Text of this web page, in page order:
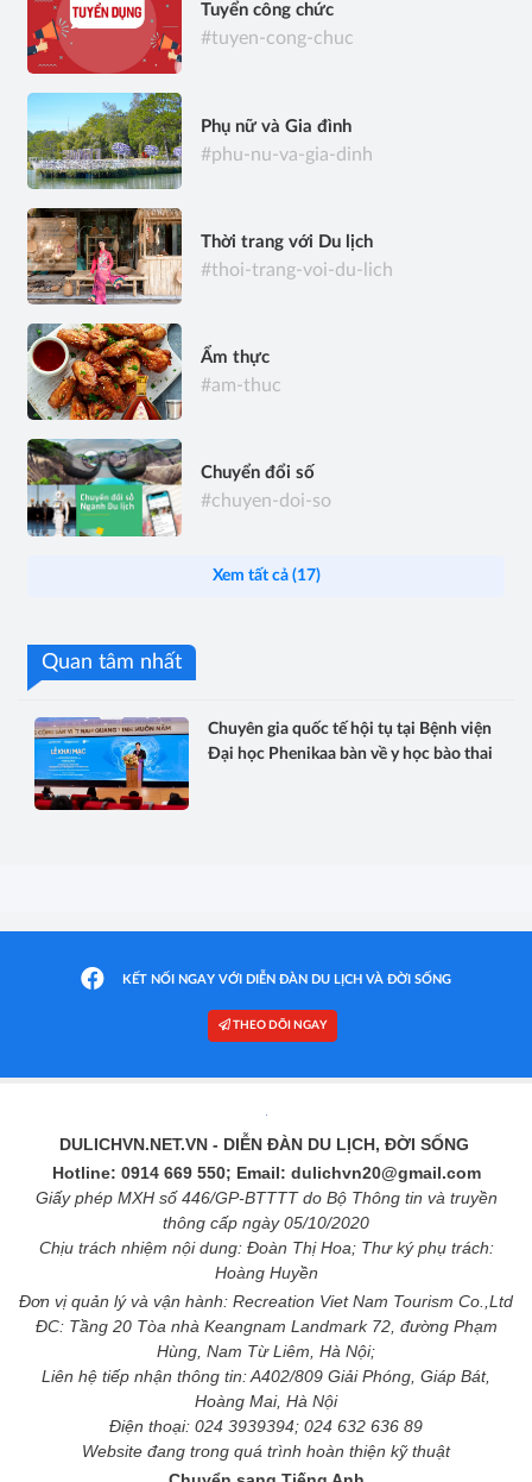
Tuyển công chức
#tuyen-cong-chuc
Phụ nữ và Gia đình
#phu-nu-va-gia-dinh
Thời trang với Du lịch
#thoi-trang-voi-du-lich
Ẩm thực
#am-thuc
Chuyển đổi số
#chuyen-doi-so
Xem tất cả (17)
Quan tâm nhất
Chuyên gia quốc tế hội tụ tại Bệnh viện
Đại học Phenikaa bàn về y học bào thai
KẾT NỐI NGAY VỚI DIỄN ĐÀN DU LỊCH VÀ ĐỜI SỐNG
THEO DÕI NGAY
DULICHVN.NET.VN- DIỄN ĐÀN DU LỊCH, ĐỜI SỐNG
Hotline: 0914 669 550; Email: dulichvn20@gmail.com
Giấy phép MXH số 446/GP-BTTTT do Bộ Thông tin và truyền
thông cấp ngày 05/10/2020
Chịu trách nhiệm nội dung: Đoàn Thị Hoa; Thư ký phụ trách:
Hoàng Huyền
Đơn vị quản lý và vận hành: Recreation Viet Nam Tourism Co.,Ltd
ĐC: Tầng 20 Tòa nhà Keangnam Landmark 72, đường Phạm
Hùng, Nam Từ Liêm, Hà Nội;
Liên hệ tiếp nhận thông tin: A402/809 Giải Phóng, Giáp Bát,
Hoàng Mai, Hà Nội
Điện thoại: 024 3939394; 024 632 636 89
Website đang trong quá trình hoàn thiện kỹ thuật